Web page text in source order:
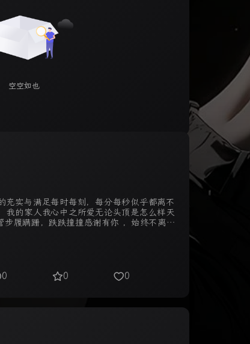
空空如也
充实与满足每时每刻，每分每秒似乎都离不
我的家人我心中之所爱无论头顶是怎么样天
步履蹒跚，跌跌撞撞感谢有你 ，始终不离不
0 0 0